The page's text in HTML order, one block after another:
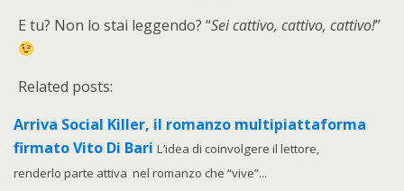
E tu? Non lo stai leggendo? “Sei cattivo, cattivo, cattivo!”
Related posts:
Arriva Social Killer, il romanzo multipiattaforma
firmato Vito Di Bari L’idea di coinvolgere il lettore,
renderlo parte attiva nel romanzo che “vive”...